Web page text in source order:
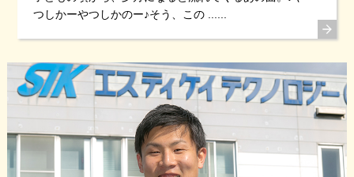
つしかーやつしかのー♪そう、この ......